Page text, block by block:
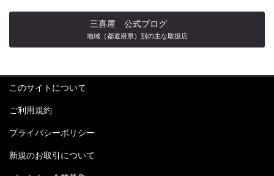
三喜屋 公式ブログ
地域（都道府県）別の主な取扱店
このサイトについて
ご利用規約
プライバシーポリシー
新規のお取引について